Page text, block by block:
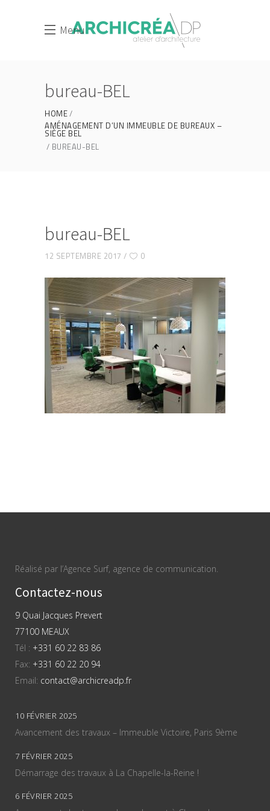
Menu
bureau-BEL
HOME
AMÉNAGEMENT D’UN IMMEUBLE DE BUREAUX –
SIÈGE BEL
BUREAU-BEL
bureau-BEL
12 SEPTEMBRE 2017 0
Réalisé par l’Agence Surf, agence de communication.
Contactez-nous
9 Quai Jacques Prevert
77100 MEAUX
Tél : +331 60 22 83 86
Fax: +331 60 22 20 94
Email: contact@archicreadp.fr
10 FÉVRIER 2025
Avancement des travaux – Immeuble Victoire, Paris 9ème
7 FÉVRIER 2025
Démarrage des travaux à La Chapelle-la-Reine !
6 FÉVRIER 2025